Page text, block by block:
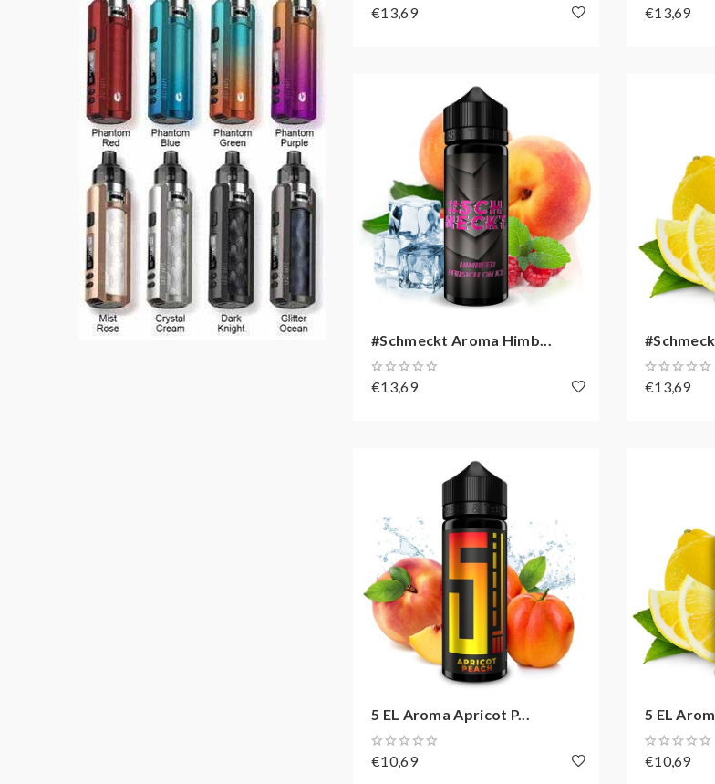
€13,69 €13,69
#Schmeckt Aroma Himb...
€13,69 €13,69
5 EL Aroma Apricot P...
€10,69
5 EL
€10,69